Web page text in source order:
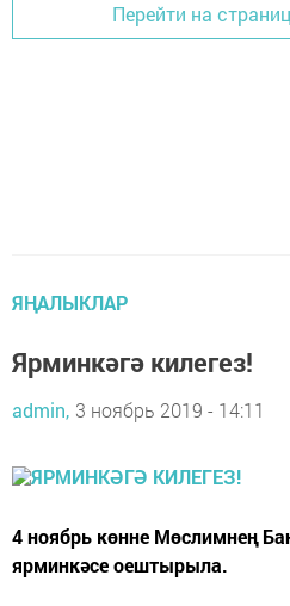
Перейти на
ЯҢАЛЫКЛАР
Ярминкәгә килегез!
admin, 3 ноябрь 2019 - 14:11
4 ноябрь көнне Мөслимнең
ярминкәсе оештырыла.